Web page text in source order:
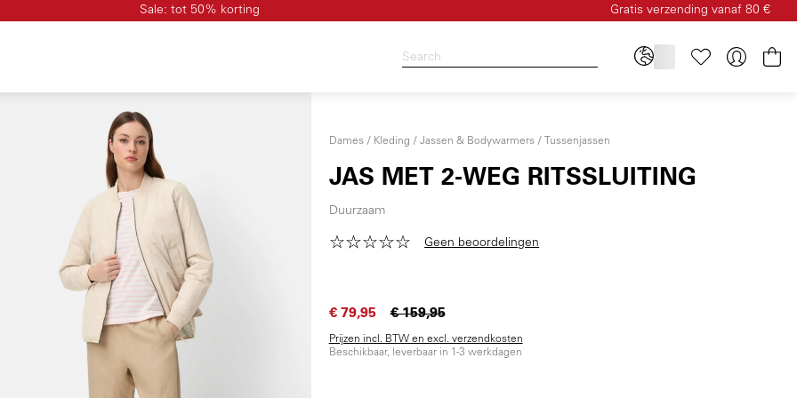
Sale: tot 50% korting Gratis verzending vanaf 80 €
Dames Kleding Jassen & Bodywarmers Tussenjassen
JAS MET 2-WEG RITSSLUITING
Duurzaam
Geen beoordelingen
€ 79,95 € 159,95
Prijzen incl. BTW en excl. verzendkosten
Beschikbaar, leverbaar in 1-3 werkdagen